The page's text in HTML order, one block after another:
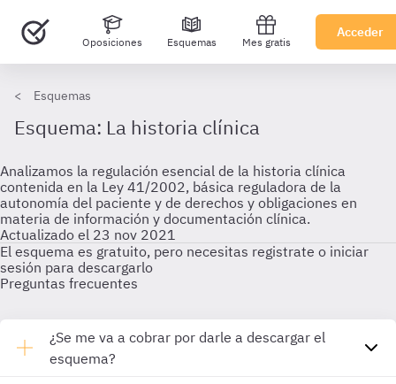
Oposiciones Esquemas Mes gratis
Acceder
Esquemas
Esquema: La historia clínica
Analizamos la regulación esencial de la historia clínica
contenida en la Ley 41/2002, básica reguladora de la
autonomía del paciente y de derechos y obligaciones en
materia de información y documentación clínica.
Actualizado el 23 nov 2021
El esquema es gratuito, pero necesitas registrate o iniciar
sesión para descargarlo
Preguntas frecuentes
¿Se me va a cobrar por darle a descargar el
esquema?